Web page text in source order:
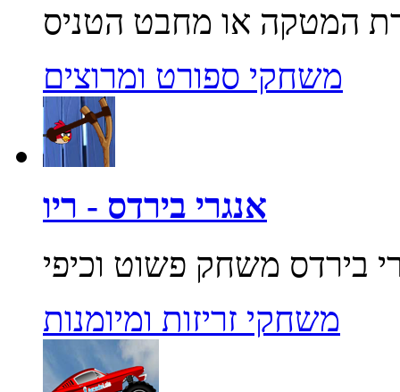
משחקי ספורט ומרוצים
אנגרי בירדס - ריו
משחקי זריזות ומיומנות